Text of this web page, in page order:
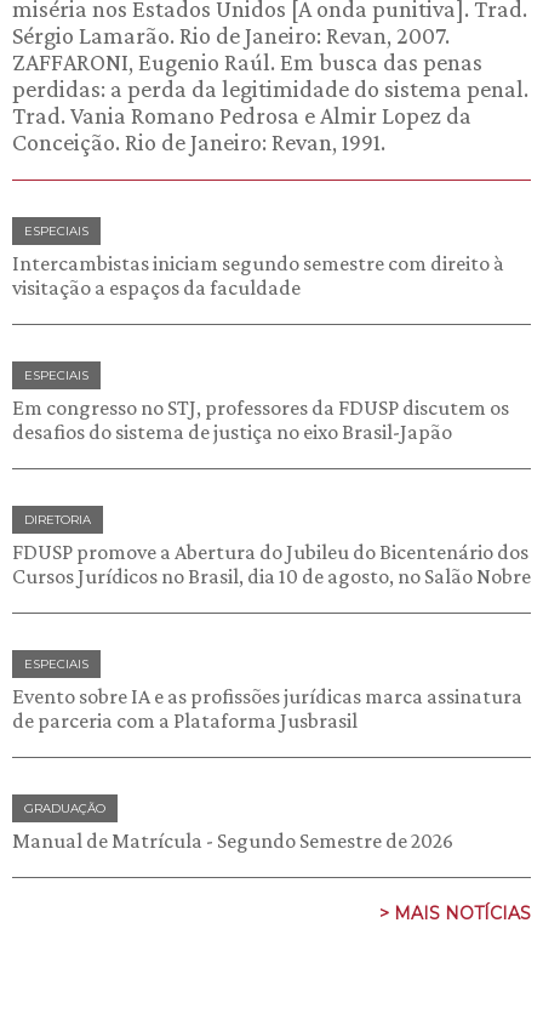
miséria nos Estados Unidos [A onda punitiva]. Trad.
Sérgio Lamarão. Rio de Janeiro: Revan, 2007.
ZAFFARONI, Eugenio Raúl. Em busca das penas
perdidas: a perda da legitimidade do sistema penal.
Trad. Vania Romano Pedrosa e Almir Lopez da
Conceição. Rio de Janeiro: Revan, 1991.
ESPECIAIS
Intercambistas iniciam segundo semestre com direito à
visitação a espaços da faculdade
ESPECIAIS
Em congresso no STJ, professores da FDUSP discutem os
desafios do sistema de justiça no eixo Brasil-Japão
DIRETORIA
FDUSP promove a Abertura do Jubileu do Bicentenário dos
Cursos Jurídicos no Brasil, dia 10 de agosto, no Salão Nobre
ESPECIAIS
Evento sobre IA e as profissões jurídicas marca assinatura
de parceria com a Plataforma Jusbrasil
GRADUAÇÃO
Manual de Matrícula - Segundo Semestre de 2026
> MAIS NOTÍCIAS